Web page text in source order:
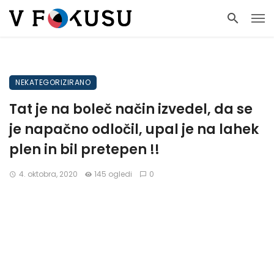
NEKATEGORIZIRANO
Tat je na boleč način izvedel, da se
je napačno odločil, upal je na lahek
plen in bil pretepen !!
4. oktobra, 2020 145 ogledi 0